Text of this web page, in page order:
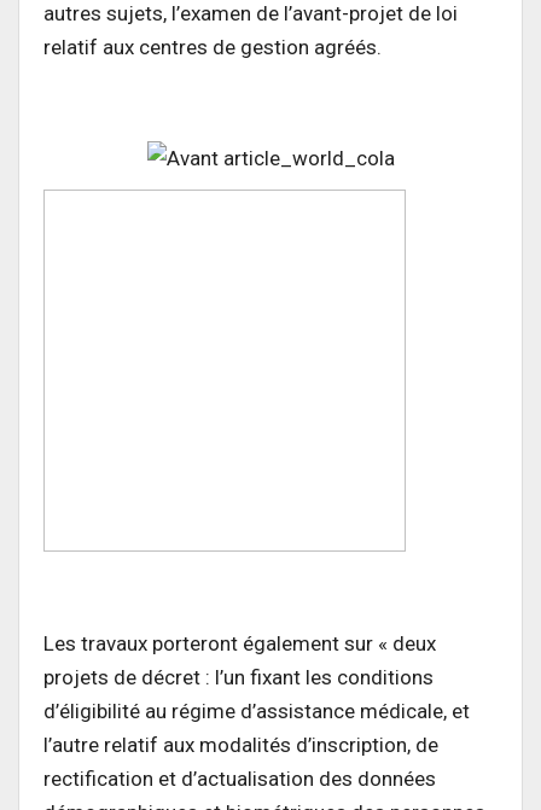
autres sujets, l’examen de l’avant-projet de loi
relatif aux centres de gestion agréés.
Les travaux porteront également sur « deux
projets de décret : l’un fixant les conditions
d’éligibilité au régime d’assistance médicale, et
l’autre relatif aux modalités d’inscription, de
rectification et d’actualisation des données